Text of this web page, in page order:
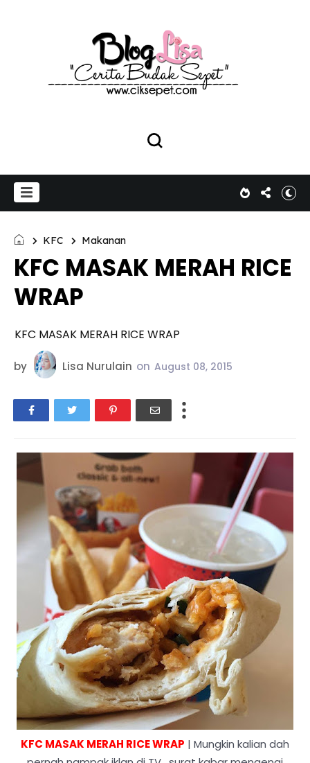
KFC Makanan
KFC MASAK MERAH RICE
WRAP
KFC MASAK MERAH RICE WRAP
by Lisa Nurulain on August 08, 2015
KFC MASAK MERAH RICE WRAP | Mungkin kalian dah